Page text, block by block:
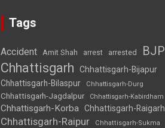
Tags
Accident Amit Shah arrest arrested BJP
Chhattisgarh
Chhattisgarh-Bijapur
Chhattisgarh-Bilaspur
Chhattisgarh-Durg
Chhattisgarh-Jagdalpur Chhattisgarh-Kabirdham
Chhattisgarh-Korba Chhattisgarh-Raigarh
Chhattisgarh-Raipur
Chhattisgarh-Sukma